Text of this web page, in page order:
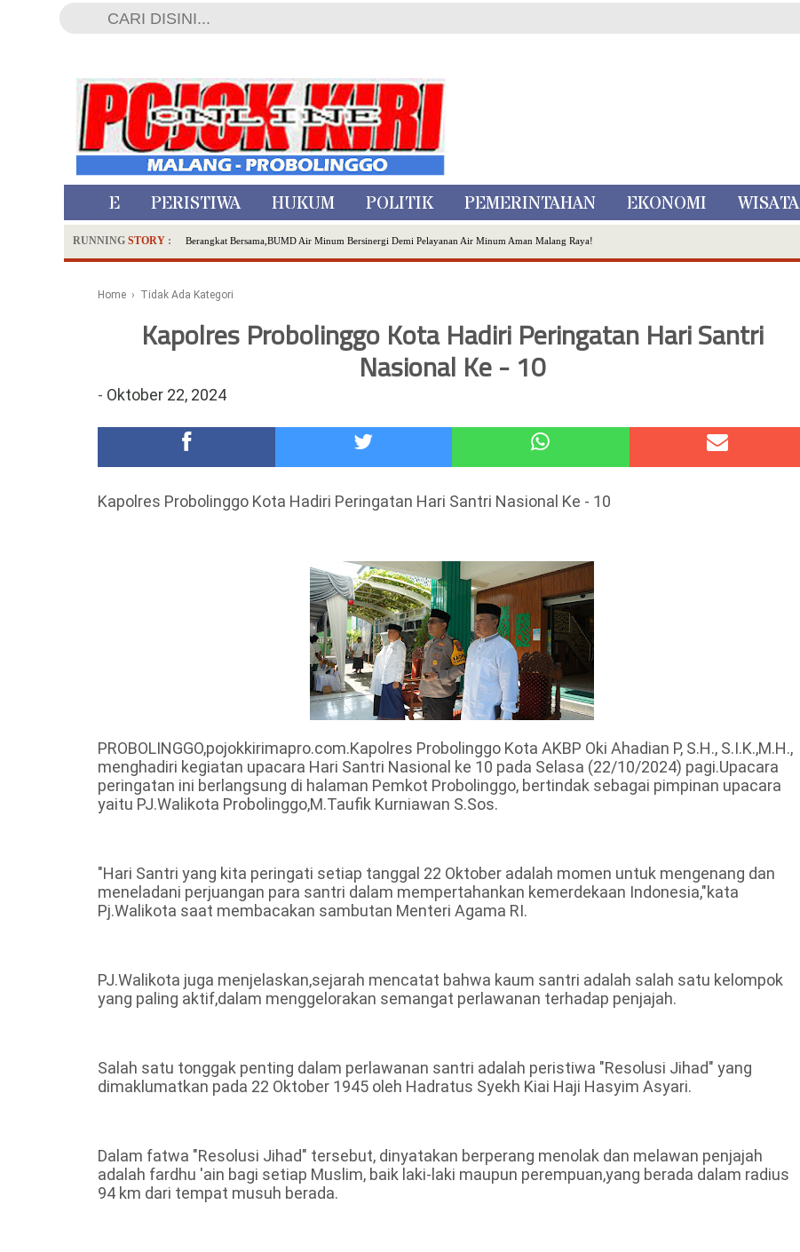
HOME PERISTIWA HUKUM POLITIK PEMERINTAHAN EKONOMI WISATA
RUNNING STORY : Berangkat Bersama,BUMD Air Minum Bersinergi Demi Pelayanan Air Minum Aman Malang Raya!
Dua Pelaku Pembunuhan Manusia Silver di Probolinggo Ditangkap di Kediri,Satu Buron
Hadirkan Tujuh Sapta Pesona Wisata di Amfiteater, Mikutopia Buka Rekrutmen Karyawan,Berikut Kualifikasinya
Polsek Wonoasih Perkuat Ketahanan Pangan Lewat Dialog Bersama Petani
RILIS RAPAT PLENO TERBUKA PEMUTAKHIRAN DATA PEMILIH BERKELANJUTAN (PDPB) TRIWULAN II
Tugu Tirta Usung 'Smart Water City' di Indonesia City Expo APEKSI XVIII Medan
DKD PERADI Malang Jatuhkan Putusan Pelanggaran Kode Etik Advokat, Abd. Aziz Divonis Bersalah
Home › Tidak Ada Kategori
Kapolres Probolinggo Kota Hadiri Peringatan Hari Santri
Nasional Ke - 10
- Oktober 22, 2024
Kapolres Probolinggo Kota Hadiri Peringatan Hari Santri Nasional Ke - 10
PROBOLINGGO,pojokkirimapro.com.Kapolres Probolinggo Kota AKBP Oki Ahadian P, S.H., S.I.K.,M.H.,
menghadiri kegiatan upacara Hari Santri Nasional ke 10 pada Selasa (22/10/2024) pagi.Upacara
peringatan ini berlangsung di halaman Pemkot Probolinggo, bertindak sebagai pimpinan upacara
yaitu PJ.Walikota Probolinggo,M.Taufik Kurniawan S.Sos.
"Hari Santri yang kita peringati setiap tanggal 22 Oktober adalah momen untuk mengenang dan
meneladani perjuangan para santri dalam mempertahankan kemerdekaan Indonesia,"kata
Pj.Walikota saat membacakan sambutan Menteri Agama RI.
PJ.Walikota juga menjelaskan,sejarah mencatat bahwa kaum santri adalah salah satu kelompok
yang paling aktif,dalam menggelorakan semangat perlawanan terhadap penjajah.
Salah satu tonggak penting dalam perlawanan santri adalah peristiwa "Resolusi Jihad" yang
dimaklumatkan pada 22 Oktober 1945 oleh Hadratus Syekh Kiai Haji Hasyim Asyari.
Dalam fatwa "Resolusi Jihad" tersebut, dinyatakan berperang menolak dan melawan penjajah
adalah fardhu 'ain bagi setiap Muslim, baik laki-laki maupun perempuan,yang berada dalam radius
94 km dari tempat musuh berada.